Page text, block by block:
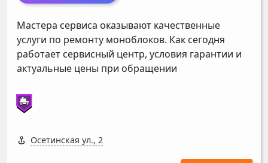
Мастера сервиса оказывают качественные
услуги по ремонту моноблоков. Как сегодня
работает сервисный центр, условия гарантии и
актуальные цены при обращении
Осетинская ул., 2